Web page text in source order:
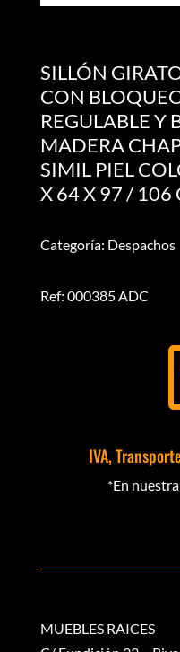
SILLÓN
CON
REGULABLE Y
MADERA
SIMIL PIEL
X 64 X 97 / 106
Categoría: Despachos
Ref: 000385 ADC
IVA,
*En
MUEBLES RAICES